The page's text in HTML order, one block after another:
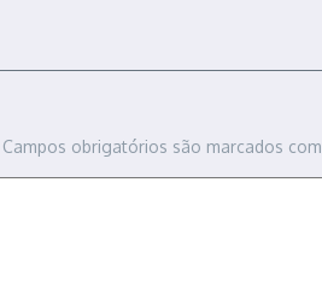
Campos obrigatórios são marcados com